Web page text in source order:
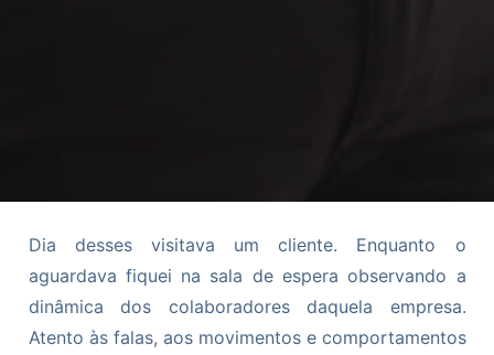
Dia desses visitava um cliente. Enquanto o
aguardava fiquei na sala de espera observando a
dinâmica dos colaboradores daquela empresa.
Atento às falas, aos movimentos e comportamentos